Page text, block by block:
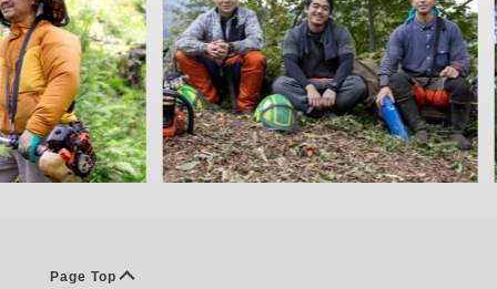
Page Top